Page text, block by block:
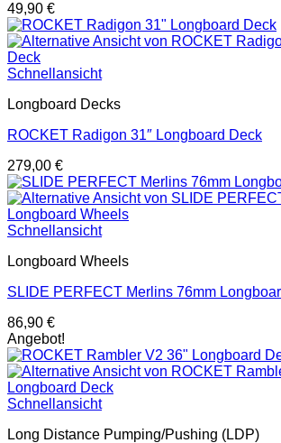
49,90 €
Schnellansicht
Longboard Decks
ROCKET Radigon 31″ Longboard Deck
279,00 €
Schnellansicht
Longboard Wheels
SLIDE PERFECT Merlins 76mm
86,90 €
Angebot!
Schnellansicht
Long Distance Pumping/Pushing (LDP)